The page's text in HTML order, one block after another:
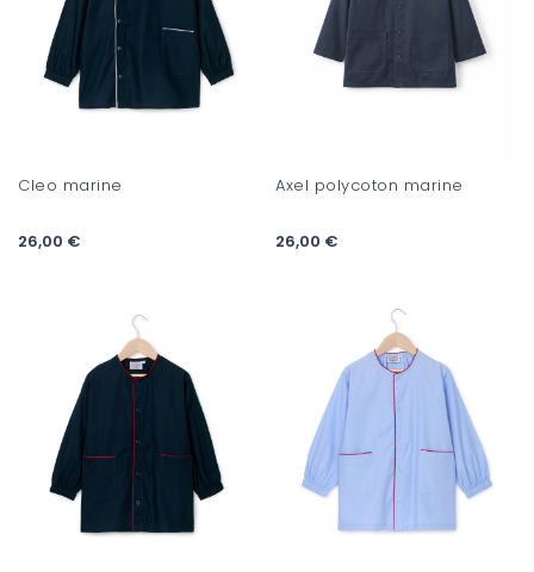
Cleo marine
26,00 €
Axel polycoton marine
26,00 €